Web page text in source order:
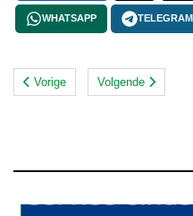
WHATSAPP TELEGRAM
Vorige Volgende